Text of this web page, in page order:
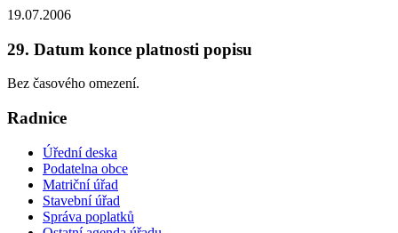
19.07.2006
29. Datum konce platnosti popisu
Bez časového omezení.
Radnice
Úřední deska
Podatelna obce
Matriční úřad
Stavební úřad
Správa poplatků